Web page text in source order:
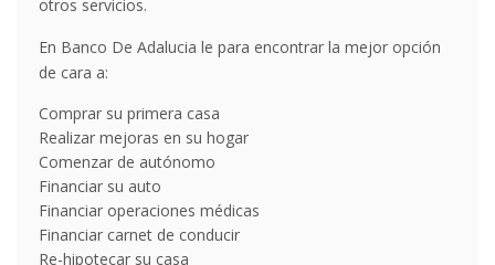
otros servicios.
En Banco De Adalucia le para encontrar la mejor opción
de cara a:
Comprar su primera casa
Realizar mejoras en su hogar
Comenzar de autónomo
Financiar su auto
Financiar operaciones médicas
Financiar carnet de conducir
Re-hipotecar su casa